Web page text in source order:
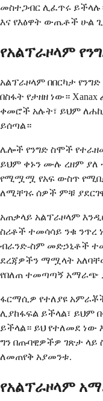
መስተጋብር ሊፈጥሩ
እና የእፅዋት ውጤቶች ሁል
የአልፕራዞላም
አልፕራዞላም በበርካታ
በስፋት የታዘዘ ነው።
ቀመሮች አሉት፣ ይህም
ይሰጣል።
ሌሎች የንግድ ስሞች
ይህም ቀኑን ሙሉ ረዘም ያለ
የሚሟሟ የአፍ ውስጥ
ለሚቸገሩ ሰዎች ምቹ
አጠቃላይ አልፕራዞላም
ስሪቶች ተመሳሳይ ንቁ ንጥረ
ብራንድ-ስም መድኃኒቶች
ደረጃዎችን ማሟላት
የበለጠ ተመጣጣኝ አማራጭ
ፋርማሲዎ የተለያዩ
ሊያከፋፍል ይችላል፣ ይህም
ይችላል። ይህ የተለመደ ነው
ግን በጡባዊዎችዎ ገጽታ
ለመጠየቅ አያመንቱ.
የአልፕራዞላም